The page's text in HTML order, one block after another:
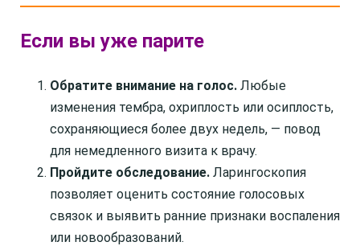
Если вы уже парите
Обратите внимание на голос. Любые
изменения тембра, охриплость или осиплость,
сохраняющиеся более двух недель, — повод
для немедленного визита к врачу.
Пройдите обследование. Ларингоскопия
позволяет оценить состояние голосовых
связок и выявить ранние признаки воспаления
или новообразований.